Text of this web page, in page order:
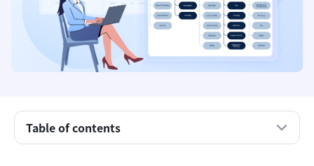
Table of contents
什么是WBS模板？